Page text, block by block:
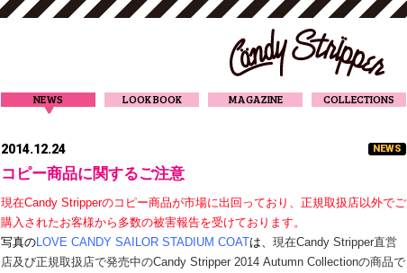
NEWS LOOK BOOK MAGAZINE COLLECTIONS
2014.12.24 NEWS
コピー商品に関するご注意
現在Candy Stripperのコピー商品が市場に出回っており、正規取扱店以外でご
購入されたお客様から多数の被害報告を受けております。
写真のLOVE CANDY SAILOR STADIUM COATは、 現在Candy Stripper直営
店及び正規取扱店で発売中のCandy Stripper 2014 Autumn Collectionの商品で